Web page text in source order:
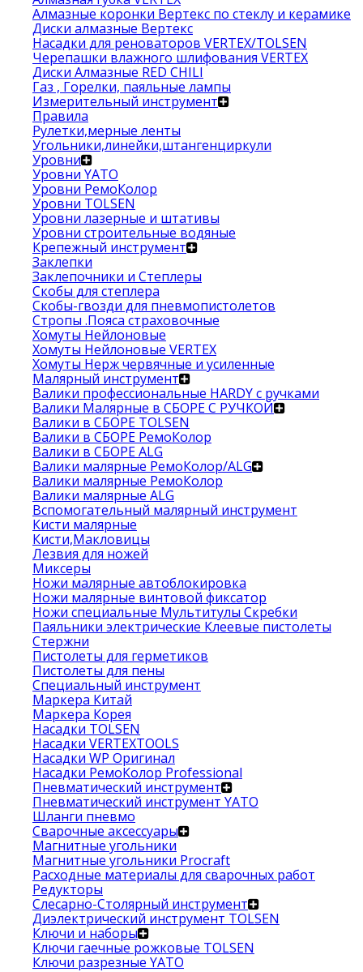
Алмазные коронки Вертекс по стеклу и керамике
Диски алмазные Вертекс
Насадки для реноваторов VERTEX/TOLSEN
Черепашки влажного шлифования VERTEX
Диски Алмазные RED CHILI
Газ , Горелки, паяльные лампы
Измерительный инструмент
Правила
Рулетки,мерные ленты
Угольники,линейки,штангенциркули
Уровни
Уровни YATO
Уровни РемоКолор
Уровни TOLSEN
Уровни лазерные и штативы
Уровни строительные водяные
Крепежный инструмент
Заклепки
Заклепочники и Степлеры
Скобы для степлера
Скобы-гвозди для пневмопистолетов
Стропы .Пояса страховочные
Хомуты Нейлоновые
Хомуты Нейлоновые VERTEX
Хомуты Нерж червячные и усиленные
Малярный инструмент
Валики профессиональные HARDY с ручками
Валики Малярные в СБОРЕ С РУЧКОЙ
Валики в СБОРЕ TOLSEN
Валики в СБОРЕ РемоКолор
Валики в СБОРЕ ALG
Валики малярные РемоКолор/ALG
Валики малярные РемоКолор
Валики малярные ALG
Вспомогательный малярный инструмент
Кисти малярные
Кисти,Макловицы
Лезвия для ножей
Миксеры
Ножи малярные автоблокировка
Ножи малярные винтовой фиксатор
Ножи специальные Мультитулы Скребки
Паяльники электрические Клеевые пистолеты
Стержни
Пистолеты для герметиков
Пистолеты для пены
Специальный инструмент
Маркера Китай
Маркера Корея
Насадки TOLSEN
Насадки VERTEXTOOLS
Насадки WP Оригинал
Насадки РемоКолор Professional
Пневматический инструмент
Пневматический инструмент YATO
Шланги пневмо
Сварочные аксессуары
Магнитные угольники
Магнитные угольники Procraft
Расходные материалы для сварочных работ
Редукторы
Слесарно-Столярный инструмент
Диэлектрический инструмент TOLSEN
Ключи и наборы
Ключи гаечные рожковые TOLSEN
Ключи разрезные YATO